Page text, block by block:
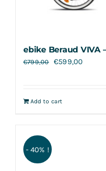
ebike Beraud VIVA
€799,00 €599,00
Add to cart
- 40% !